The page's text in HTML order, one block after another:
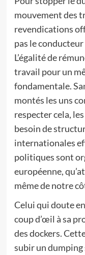
mouvement des
revendications
pas le
L’égalité de
travail pour un
fondamentale.
montés les uns
respecter cela,
besoin de
internationales
politiques sont
européenne,
même de notre
Celui qui doute
coup d’œil à sa
des dockers.
subir un dumping